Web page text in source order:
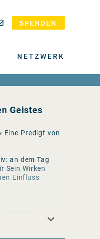
SPENDEN
NETZWERK
Geistes
Eine Predigt von
an dem Tag
Sein Wirken
Einfluss